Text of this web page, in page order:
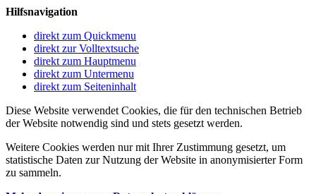
Hilfsnavigation
direkt zum Quickmenu
direkt zur Volltextsuche
direkt zum Hauptmenu
direkt zum Untermenu
direkt zum Seiteninhalt
Diese Website verwendet Cookies, die für den technischen Betrieb
der Website notwendig sind und stets gesetzt werden.
Weitere Cookies werden nur mit Ihrer Zustimmung gesetzt, um
statistische Daten zur Nutzung der Website in anonymisierter Form
zu sammeln.